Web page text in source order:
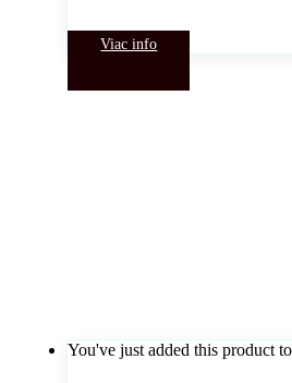
Viac info
You've just added this product